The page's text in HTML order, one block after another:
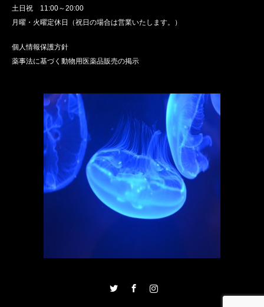
土日祝 11:00～20:00
月曜・火曜定休日（祝日の場合は営業いたします。）
個人情報保護方針
薬事法に基づく動物用医薬品販売の掲示